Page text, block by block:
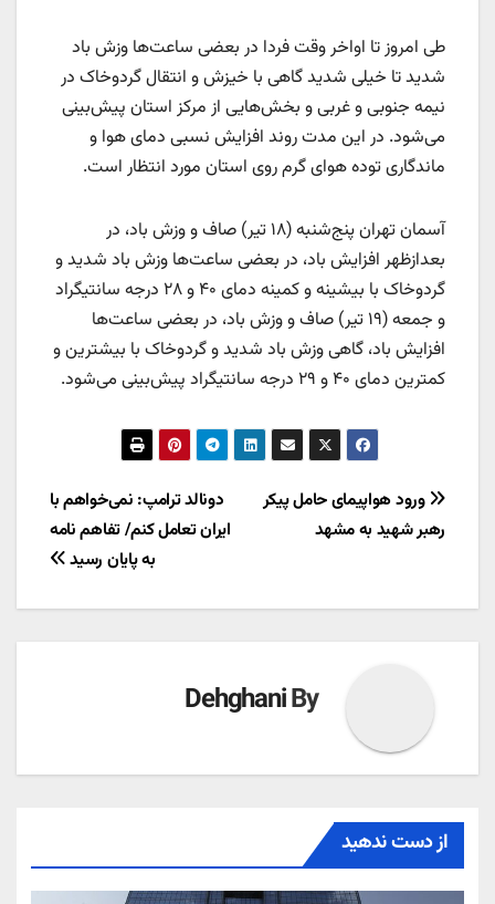
طی امروز تا اواخر وقت فردا در بعضی ساعت‌ها وزش باد
شدید تا خیلی شدید گاهی با خیزش و انتقال گردوخاک در
نیمه جنوبی و غربی و بخش‌هایی از مرکز استان پیش‌بینی
می‌شود. در این مدت روند افزایش نسبی دمای هوا و
ماندگاری توده هوای گرم روی استان مورد انتظار است.
آسمان تهران پنج‌شنبه (۱۸ تیر) صاف و وزش باد، در
بعدازظهر افزایش باد، در بعضی ساعت‌ها وزش باد شدید و
گردوخاک با بیشینه و کمینه دمای ۴۰ و ۲۸ درجه سانتیگراد
و جمعه (۱۹ تیر) صاف و وزش باد، در بعضی ساعت‌ها
افزایش باد، گاهی وزش باد شدید و گردوخاک با بیشترین و
کمترین دمای ۴۰ و ۲۹ درجه سانتیگراد پیش‌بینی می‌شود.
راهبری
نوشته
دونالد ترامپ: نمی‌خواهم با
ایران تعامل کنم/ تفاهم نامه
به پایان رسید
ورود هواپیمای حامل پیکر
رهبر شهید به مشهد
By
Dehghani
از دست ندهید